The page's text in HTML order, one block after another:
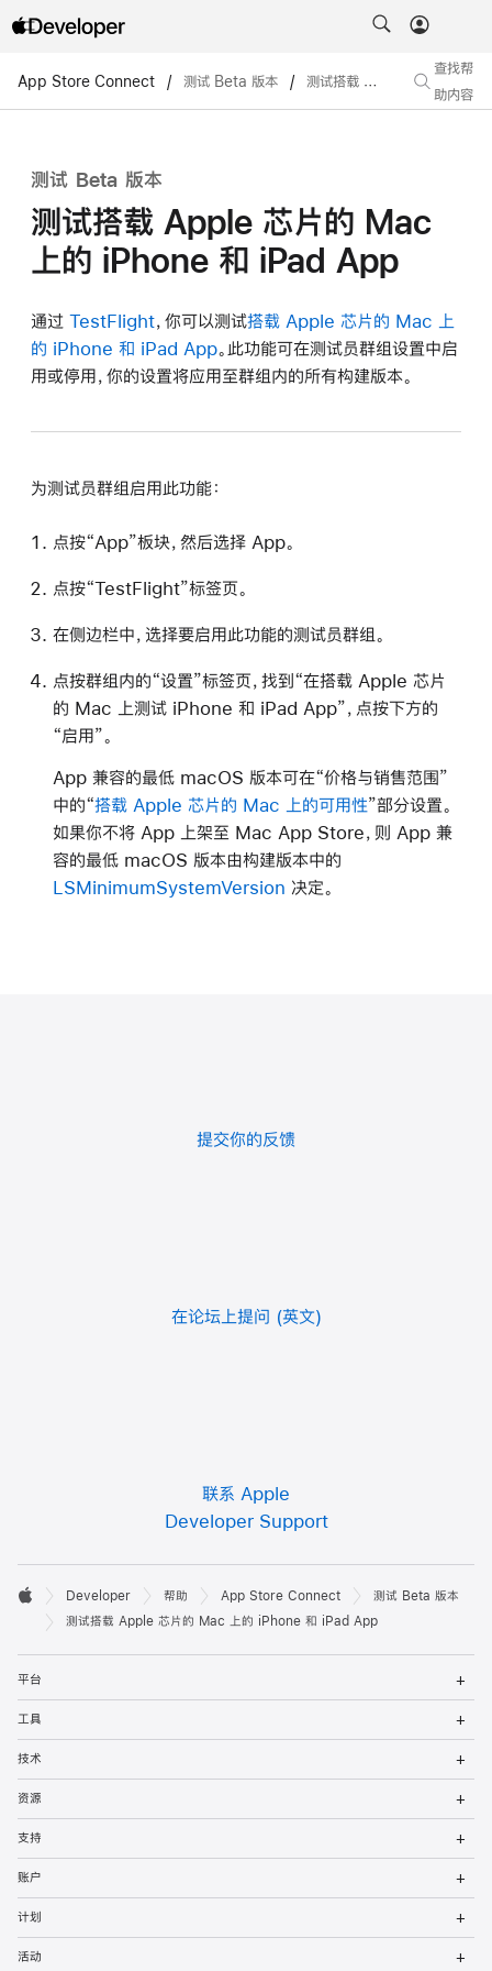
App Store Connect / 测试 Beta 版本 / 测试搭载 Apple 芯片的 Mac 上的 iPhone 和 iPad App
查找帮
助内容
测试 Beta 版本
测试搭载 Apple 芯片的 Mac
上的 iPhone 和 iPad App
通过 TestFlight，你可以测试搭载 Apple 芯片的 Mac 上
的 iPhone 和 iPad App。此功能可在测试员群组设置中启
用或停用，你的设置将应用至群组内的所有构建版本。
为测试员群组启用此功能：
点按“App”板块，然后选择 App。
点按“TestFlight”标签页。
在侧边栏中，选择要启用此功能的测试员群组。
点按群组内的“设置”标签页，找到“在搭载 Apple 芯片
的 Mac 上测试 iPhone 和 iPad App”，点按下方的
“启用”。
App 兼容的最低 macOS 版本可在“价格与销售范围”
中的“搭载 Apple 芯片的 Mac 上的可用性”部分设置。
如果你不将 App 上架至 Mac App Store，则 App 兼
容的最低 macOS 版本由构建版本中的
LSMinimumSystemVersion 决定。
提交你的反馈
在论坛上提问
联系 Apple
Developer Support
开
者
页
脚

Developer 帮助 App Store Connect
测试 Beta 版本
测试搭载 Apple 芯片的 Mac 上的 iPhone 和 iPad App
平台
菜
工具
菜
技术
菜
资源
菜
支持
菜
账户
菜
计划
菜
活动